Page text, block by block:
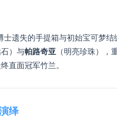
遗失的手提箱与初始宝可梦结
石）与​​帕路奇亚​ （明亮珍珠），
直面冠军竹兰。
绎​